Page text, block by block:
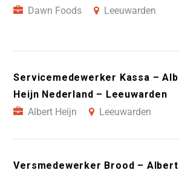
Dawn Foods
Leeuwarden
Servicemedewerker Kassa –
Heijn Nederland – Leeuwarden
Albert Heijn
Leeuwarden
Versmedewerker Brood –